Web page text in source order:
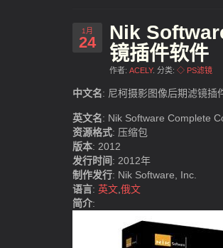
1月
24
Nik
镜插件软件
作者: ACELY. 分类: ◇ PS滤镜
中文名: 尼柯摄影图像后期滤镜插
英文名: Nik Software Complete
资源格式: 压缩包
版本: 2012
发行时间: 2012年
制作发行: Nik Software, Inc.
语言: 英文 俄文
简介: